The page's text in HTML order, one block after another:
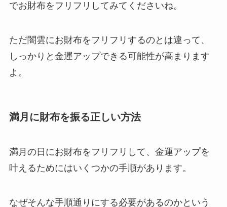
でお財布をフリフリしてみてくださいね。
ただ闇雲にお財布をフリフリするのとは違って、
しっかりと金運アップできる可能性が高まります
よ。
満月に財布を振る正しい方法
満月の日にお財布をフリフリして、金運アップを
叶えるためにはいくつかの手順があります。
なぜそんな手順通りにする必要があるのかという